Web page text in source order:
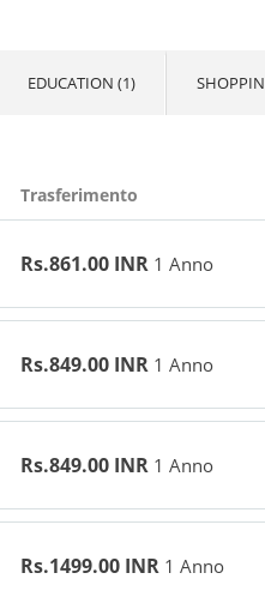
EDUCATION (1)
Trasferimento
Rs.861.00 INR 1 Anno
Rs.849.00 INR 1 Anno
Rs.849.00 INR 1 Anno
Rs.1499.00 INR 1 Anno